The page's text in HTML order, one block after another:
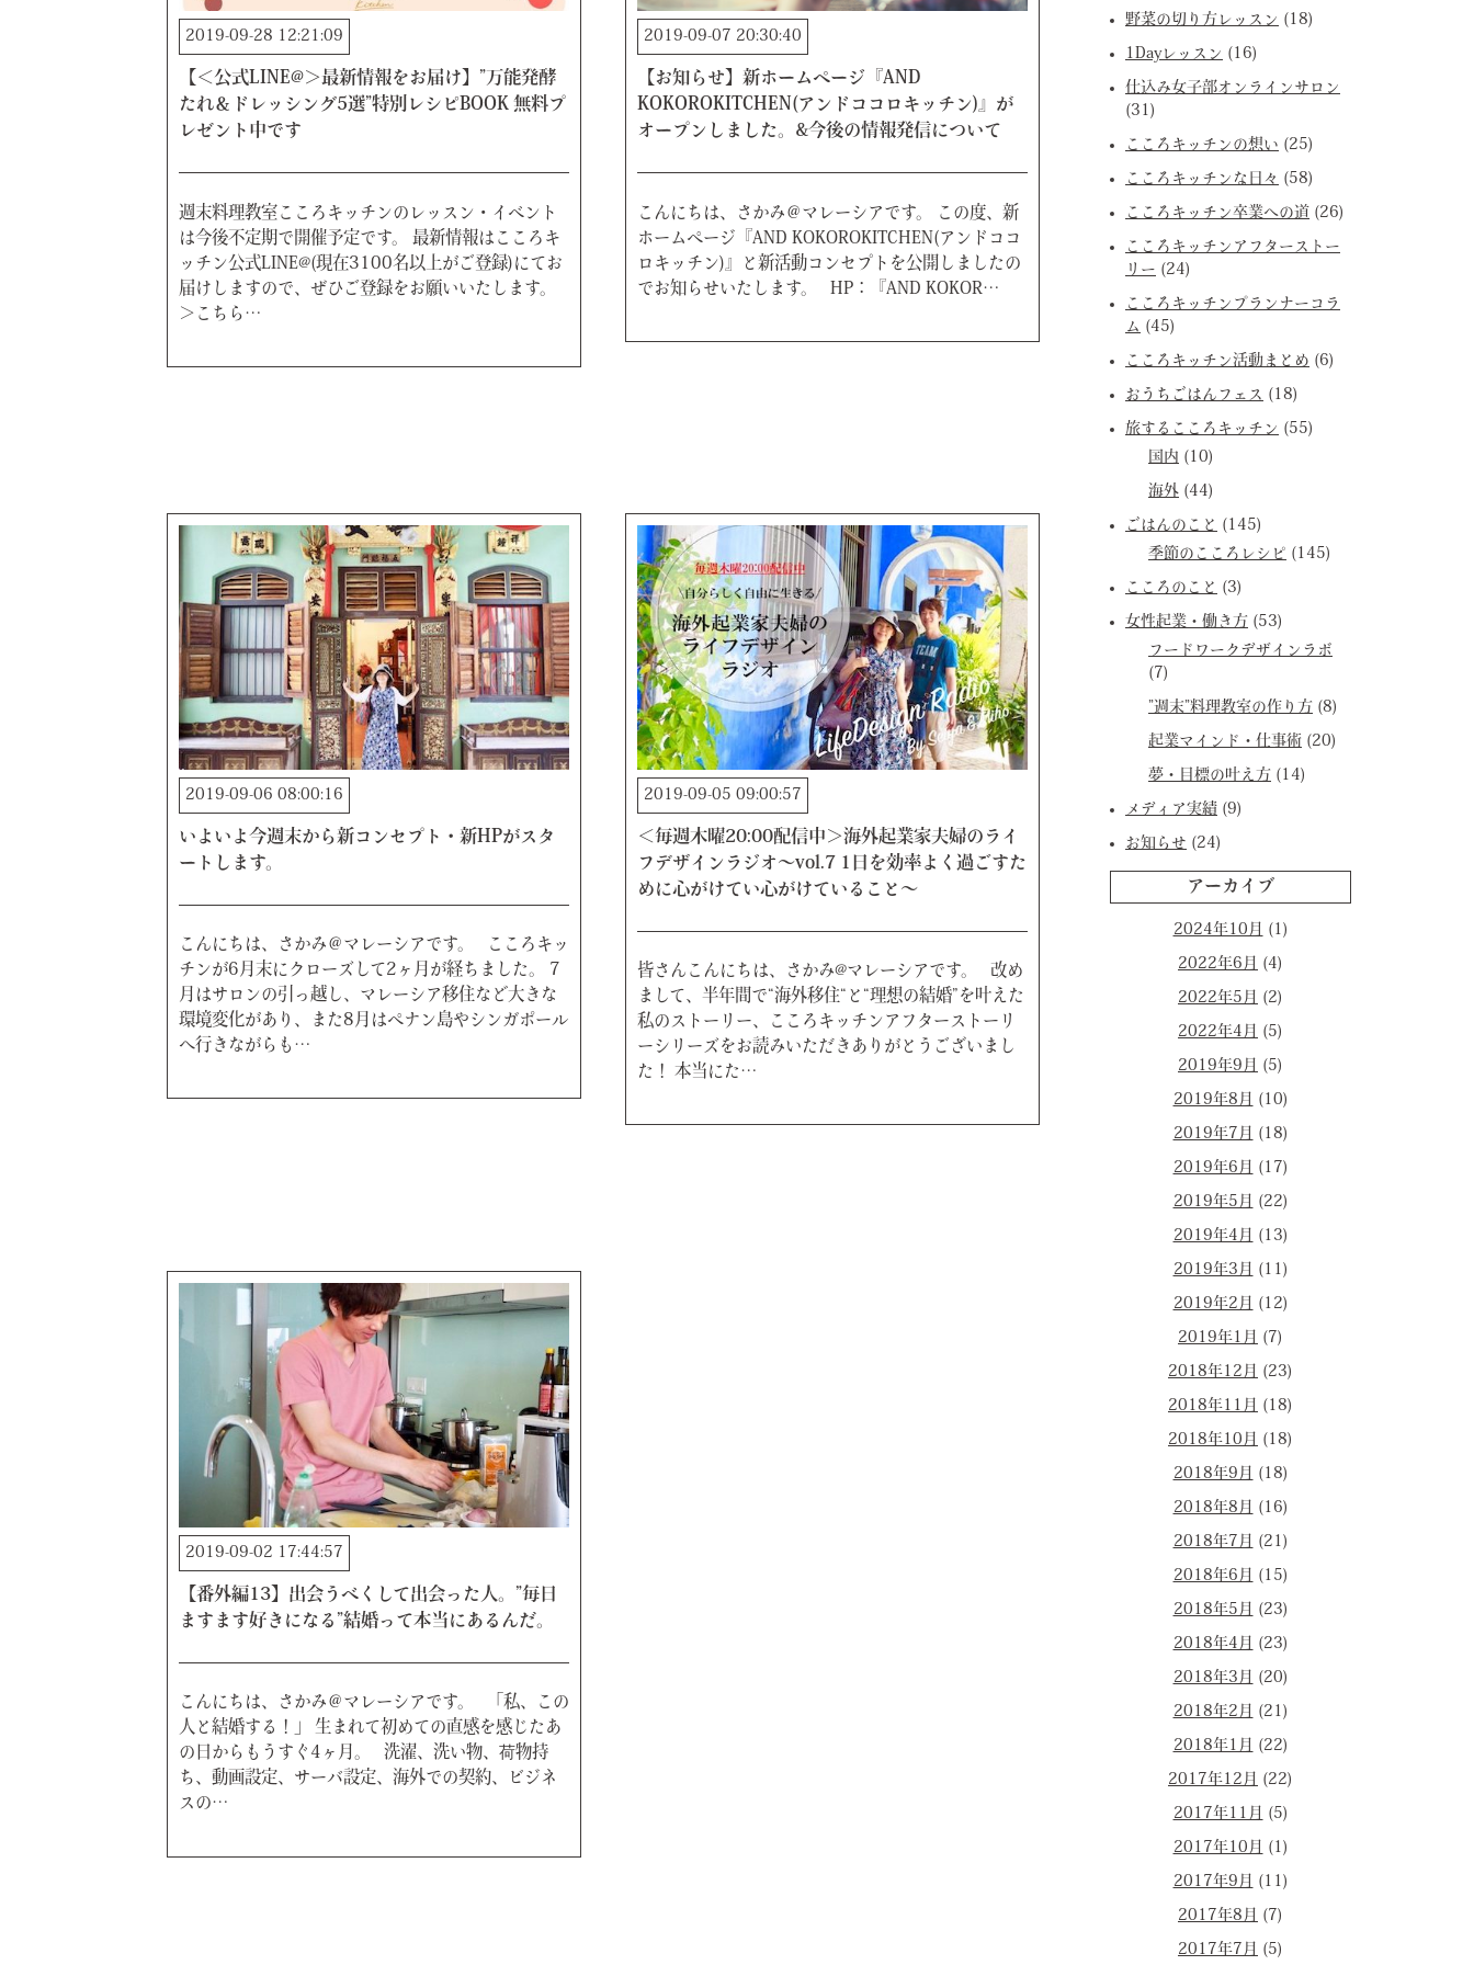
2019-09-28 12:21:09
【＜公式LINE@＞最新情報をお届け】”万能発酵
たれ＆ドレッシング5選”特別レシピBOOK 無料プ
レゼント中です
週末料理教室こころキッチンのレッスン・イベント
は今後不定期で開催予定です。 最新情報はこころキ
ッチン公式LINE@(現在3100名以上がご登録)にてお
届けしますので、ぜひご登録をお願いいたします。
＞こちら…
2019-09-07 20:30:40
【お知らせ】新ホームページ『AND
KOKOROKITCHEN(アンドココロキッチン)』が
オープンしました。&今後の情報発信について
こんにちは、さかみ＠マレーシアです。 この度、新
ホームページ『AND KOKOROKITCHEN(アンドココ
ロキッチン)』と新活動コンセプトを公開しましたの
でお知らせいたします。 HP：『AND KOKOR…
2019-09-06 08:00:16
いよいよ今週末から新コンセプト・新HPがスタ
ートします。
こんにちは、さかみ＠マレーシアです。 こころキッ
チンが6月末にクローズして2ヶ月が経ちました。 7
月はサロンの引っ越し、マレーシア移住など大きな
環境変化があり、また8月はペナン島やシンガポール
へ行きながらも…
2019-09-05 09:00:57
＜毎週木曜20:00配信中＞海外起業家夫婦のライ
フデザインラジオ〜vol.7 1日を効率よく過ごすた
めに心がけてい心がけていること〜
皆さんこんにちは、さかみ@マレーシアです。 改め
まして、半年間で“海外移住“と“理想の結婚”を叶えた
私のストーリー、こころキッチンアフターストーリ
ーシリーズをお読みいただきありがとうございまし
た！ 本当にた…
2019-09-02 17:44:57
【番外編13】出会うべくして出会った人。”毎日
ますます好きになる”結婚って本当にあるんだ。
こんにちは、さかみ＠マレーシアです。 「私、この
人と結婚する！」 生まれて初めての直感を感じたあ
の日からもうすぐ4ヶ月。 洗濯、洗い物、荷物持
ち、動画設定、サーバ設定、海外での契約、ビジネ
スの…
野菜の切り方レッスン (18)
1Dayレッスン (16)
仕込み女子部オンラインサロン
(31)
こころキッチンの想い (25)
こころキッチンな日々 (58)
こころキッチン卒業への道 (26)
こころキッチンアフターストー
リー (24)
こころキッチンプランナーコラ
ム (45)
こころキッチン活動まとめ (6)
おうちごはんフェス (18)
旅するこころキッチン (55)
国内 (10)
海外 (44)
ごはんのこと (145)
季節のこころレシピ (145)
こころのこと (3)
女性起業・働き方 (53)
フードワークデザインラボ
(7)
”週末”料理教室の作り方 (8)
起業マインド・仕事術 (20)
夢・目標の叶え方 (14)
メディア実績 (9)
お知らせ (24)
アーカイブ
2024年10月 (1)
2022年6月 (4)
2022年5月 (2)
2022年4月 (5)
2019年9月 (5)
2019年8月 (10)
2019年7月 (18)
2019年6月 (17)
2019年5月 (22)
2019年4月 (13)
2019年3月 (11)
2019年2月 (12)
2019年1月 (7)
2018年12月 (23)
2018年11月 (18)
2018年10月 (18)
2018年9月 (18)
2018年8月 (16)
2018年7月 (21)
2018年6月 (15)
2018年5月 (23)
2018年4月 (23)
2018年3月 (20)
2018年2月 (21)
2018年1月 (22)
2017年12月 (22)
2017年11月 (5)
2017年10月 (1)
2017年9月 (11)
2017年8月 (7)
2017年7月 (5)